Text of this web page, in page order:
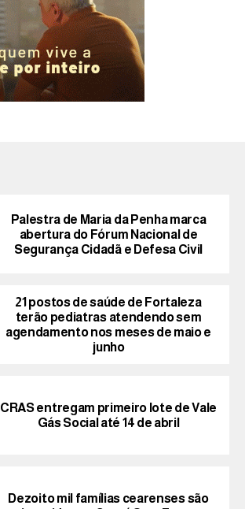
Palestra de Maria da Penha marca
abertura do Fórum Nacional de
Segurança Cidadã e Defesa Civil
21 postos de saúde de Fortaleza
terão pediatras atendendo sem
agendamento nos meses de maio e
junho
CRAS entregam primeiro lote de Vale
Gás Social até 14 de abril
Dezoito mil famílias cearenses são